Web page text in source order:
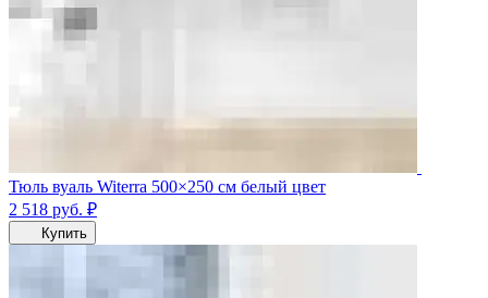
Тюль вуаль Witerra 500×250 см белый цвет
2 518 руб. ₽
Купить